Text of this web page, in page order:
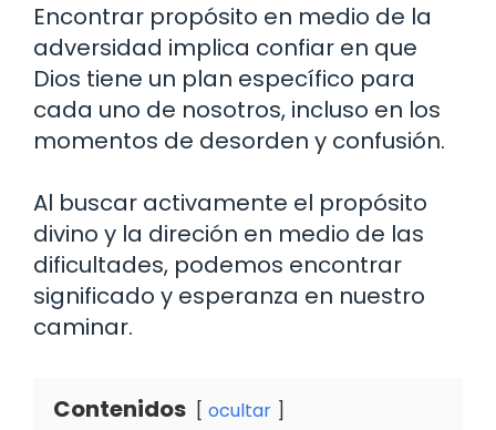
Encontrar propósito en medio de la
adversidad implica confiar en que
Dios tiene un plan específico para
cada uno de nosotros, incluso en los
momentos de desorden y confusión.
Al buscar activamente el propósito
divino y la direción en medio de las
dificultades, podemos encontrar
significado y esperanza en nuestro
caminar.
Contenidos ocultar